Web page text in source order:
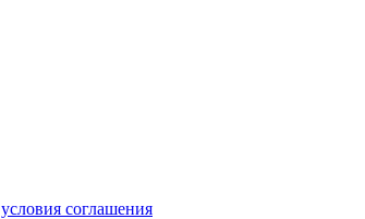
условия соглашения